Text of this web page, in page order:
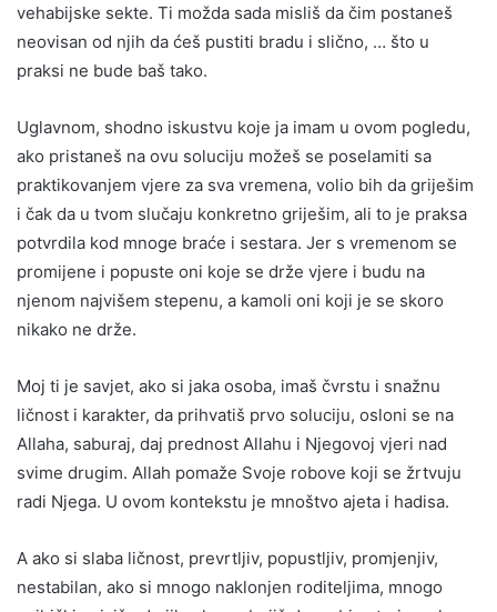
vehabijske sekte. Ti možda sada misliš da čim postaneš
neovisan od njih da ćeš pustiti bradu i slično, … što u
praksi ne bude baš tako.
Uglavnom, shodno iskustvu koje ja imam u ovom pogledu,
ako pristaneš na ovu soluciju možeš se poselamiti sa
praktikovanjem vjere za sva vremena, volio bih da griješim
i čak da u tvom slučaju konkretno griješim, ali to je praksa
potvrdila kod mnoge braće i sestara. Jer s vremenom se
promijene i popuste oni koje se drže vjere i budu na
njenom najvišem stepenu, a kamoli oni koji je se skoro
nikako ne drže.
Moj ti je savjet, ako si jaka osoba, imaš čvrstu i snažnu
ličnost i karakter, da prihvatiš prvo soluciju, osloni se na
Allaha, saburaj, daj prednost Allahu i Njegovoj vjeri nad
svime drugim. Allah pomaže Svoje robove koji se žrtvuju
radi Njega. U ovom kontekstu je mnoštvo ajeta i hadisa.
A ako si slaba ličnost, prevrtljiv, popustljiv, promjenjiv,
nestabilan, ako si mnogo naklonjen roditeljima, mnogo